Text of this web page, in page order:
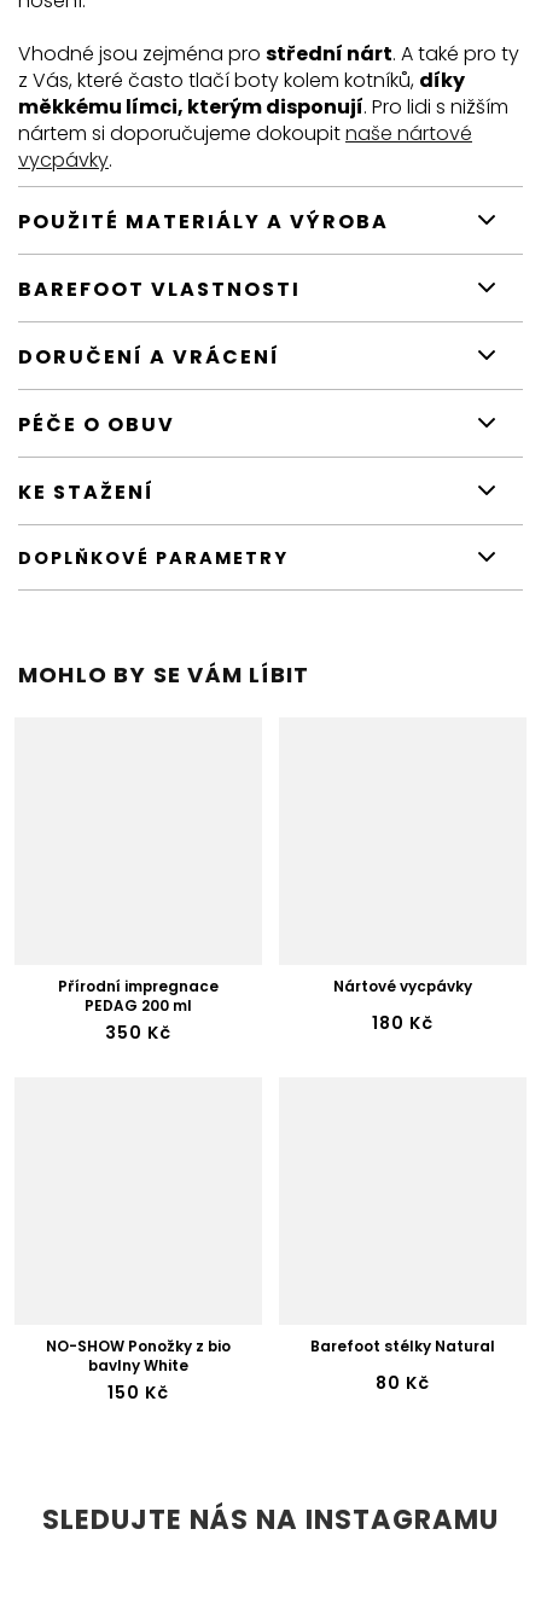
Vhodné jsou zejména pro střední nárt. A také pro ty
z Vás, které často tlačí boty kolem kotníků, díky
měkkému límci, kterým disponují. Pro lidi s nižším
nártem si doporučujeme dokoupitnaše nártové
vycpávky.
POUŽITÉ MATERIÁLY A VÝROBA
BAREFOOT VLASTNOSTI
DORUČENÍ A VRÁCENÍ
PÉČE O OBUV
KE STAŽENÍ
DOPLŇKOVÉ PARAMETRY
MOHLO BY SE VÁM LÍBIT
Přírodní impregnace
PEDAG 200 ml
350 Kč
Nártové vycpávky
180 Kč
NO-SHOW Ponožky z bio
bavlny White
150 Kč
Barefoot stélky Natural
80 Kč
SLEDUJTE NÁS NA INSTAGRAMU